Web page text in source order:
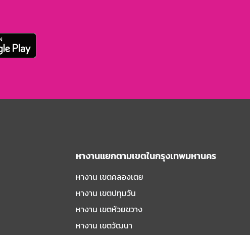
หางานแยกตามเขตในกรุงเทพมหานคร
หางาน เขตคลองเตย
หางาน เขตปทุมวัน
หางาน เขตห้วยขวาง
หางาน เขตวัฒนา